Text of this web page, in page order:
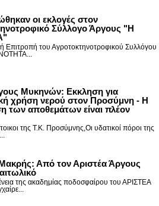
οι εκλογές στον
Σύλλογο Άργους "Η
Επιτροπή του Αγροτοκτηνοτροφικού Συλλόγου
Μυκηνών: Εκκληση για
χρήση νερού στον Προσύμνη - Η
των αποθεμάτων είναι πλέον
της Τ.Κ. Προσύμνης,Οι υδατικοί πόροι της
Από τον Αριστέα Άργους
της ακαδημίας ποδοσφαίρου του ΑΡΙΣΤΕΑ